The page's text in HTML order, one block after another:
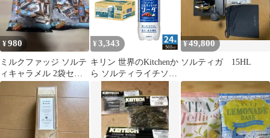
¥980
ミルクファッジ ソルテ
ィキャラメル 2袋セッ
ト
¥ 3,343
キリン 世界のKitchenか
ら ソルティライチソー
ダ 500ml ペットボトル
24本入 炭酸飲料 熱中症
対策 限定 果汁 塩分補
給 水分補給
¥49,800
ソルティガ 15HL